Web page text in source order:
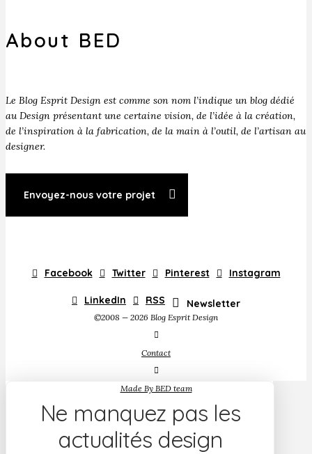
About BED
Le Blog Esprit Design est comme son nom l’indique un blog dédié
au Design présentant une certaine vision, de l’idée à la création,
de l’inspiration à la fabrication, de la main à l’outil, de l’artisan au
designer.
Envoyez-nous votre projet
Facebook Twitter Pinterest Instagram
LinkedIn RSS Newsletter
©2008 — 2026 Blog Esprit Design
Contact
Made By BED team
Ne manquez pas les
actualités design